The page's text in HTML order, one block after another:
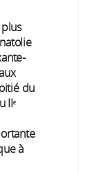
plus
du
IIᵉ
à